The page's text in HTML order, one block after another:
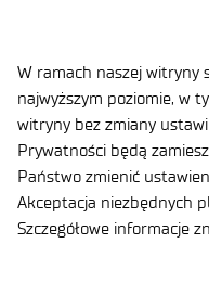
W ramach naszej witryny
najwyższym poziomie, w
witryny bez zmiany
Prywatności będą
Państwo zmienić
Akceptacja niezbędnych
Szczegółowe informacje
3 MIN